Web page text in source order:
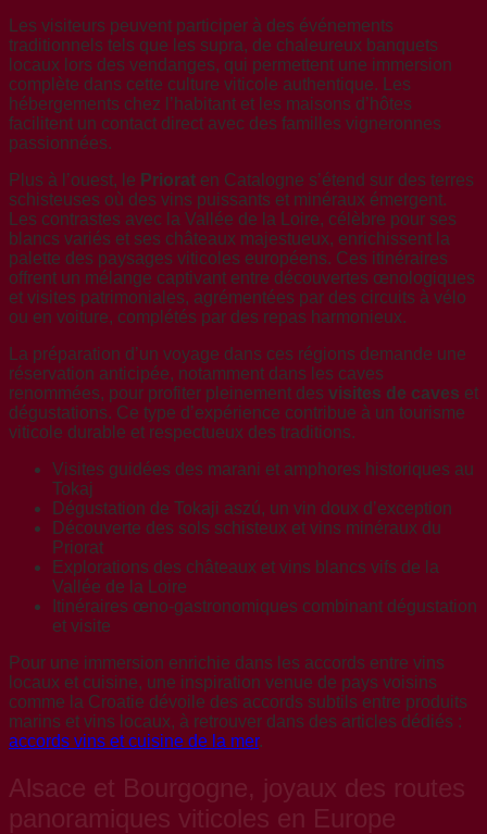
Les visiteurs peuvent participer à des événements
traditionnels tels que les supra, de chaleureux banquets
locaux lors des vendanges, qui permettent une immersion
complète dans cette culture viticole authentique. Les
hébergements chez l’habitant et les maisons d’hôtes
facilitent un contact direct avec des familles vigneronnes
passionnées.
Plus à l’ouest, le Priorat en Catalogne s’étend sur des terres
schisteuses où des vins puissants et minéraux émergent.
Les contrastes avec la Vallée de la Loire, célèbre pour ses
blancs variés et ses châteaux majestueux, enrichissent la
palette des paysages viticoles européens. Ces itinéraires
offrent un mélange captivant entre découvertes œnologiques
et visites patrimoniales, agrémentées par des circuits à vélo
ou en voiture, complétés par des repas harmonieux.
La préparation d’un voyage dans ces régions demande une
réservation anticipée, notamment dans les caves
renommées, pour profiter pleinement des visites de caves et
dégustations. Ce type d’expérience contribue à un tourisme
viticole durable et respectueux des traditions.
Visites guidées des marani et amphores historiques au
Tokaj
Dégustation de Tokaji aszú, un vin doux d’exception
Découverte des sols schisteux et vins minéraux du
Priorat
Explorations des châteaux et vins blancs vifs de la
Vallée de la Loire
Itinéraires œno-gastronomiques combinant dégustation
et visite
Pour une immersion enrichie dans les accords entre vins
locaux et cuisine, une inspiration venue de pays voisins
comme la Croatie dévoile des accords subtils entre produits
marins et vins locaux, à retrouver dans des articles dédiés :
accords vins et cuisine de la mer.
Alsace et Bourgogne, joyaux des routes
panoramiques viticoles en Europe